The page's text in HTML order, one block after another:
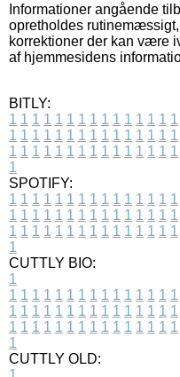
Informationer angående
opretholdes
korrektioner der kan være
af hjemmesidens
BITLY:
1 1 1 1 1 1 1 1 1 1 1 1 1 1 1
1 1 1 1 1 1 1 1 1 1 1 1 1 1 1
1 1 1 1 1 1 1 1 1 1 1 1 1 1 1
1
SPOTIFY:
1 1 1 1 1 1 1 1 1 1 1 1 1 1 1
1 1 1 1 1 1 1 1 1 1 1 1 1 1 1
1 1 1 1 1 1 1 1 1 1 1 1 1 1 1
1
CUTTLY BIO:
1
1 1 1 1 1 1 1 1 1 1 1 1 1 1 1
1 1 1 1 1 1 1 1 1 1 1 1 1 1 1
1 1 1 1 1 1 1 1 1 1 1 1 1 1 1
1
CUTTLY OLD: